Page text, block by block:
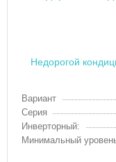
Недорогой
Вариант
Серия
Инверторный:
Минимальный